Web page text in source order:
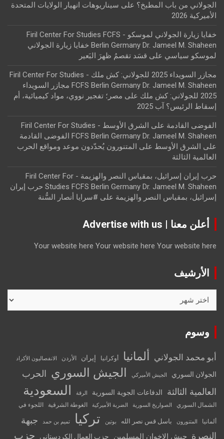
الجولاني من باب المطبخ؟ على سيناريوهات انهيار الولايات المتحدة
الأميركية 2026
خفايا زيارة الجولاني لموسكو - Firil Center For Studies FCFS
Berlin Germany Dr. Jameel M. Shaheen خفايا زيارة الجولاني
لموسكو سياسي على قسَد تقصمُ ظهرَ البَعير
مجازر السويداء 2025 للجولاني: كش ملك - Firil Center For Studies
FCFS Berlin Germany Dr. Jameel M. Shaheen مجازر السويداء
2025 للجولاني: كش ملك
على مصر؛ تفجير نووي، مواد كيميائية، أم
إسقاط الرئيس؟ آب 2025
الفوضى القادمة على الشرق الأوسط - Firil Center For Studies
FCFS Berlin Germany Dr. Jameel M. Shaheen الفوضى القادمة
على الشرق الأوسط على
المتنورون يُحدّدون موعد ومواقع الحرب
العالمية الثالثة
حرب إيران إسرائيل، بمقياس النصر والهزيمة - Firil Center For
Studies FCFS Berlin Germany Dr. Jameel M. Shaheen حرب إيران
إسرائيل، بمقياس النصر والهزيمة على #سرايا أنصار السُّنة
أعلن معنا | Advertise with us
Your website here Your website here Your website here
الأرشيف
وسوم
أبو محمد الجولاني ألمانيا أوكرانيا إيران الأردن الانفصاليون الأكراد
الجولان السوري الجيش الأميركي الجيش السوري الحرب
العالمية الثالثة
الدفاعات الجوية السورية الرقة السعودية
الشمال السوري الصواريخ السورية الضربة الأميركية الغوطة الشرقية اللجوء في
ألمانيا المتنورون باسل قس نصر الله بوتين تركيا تميم بن حمد
جبهة
النصرة
جيش الإخوان المسلمين حزب العمال الكردستاني حزب